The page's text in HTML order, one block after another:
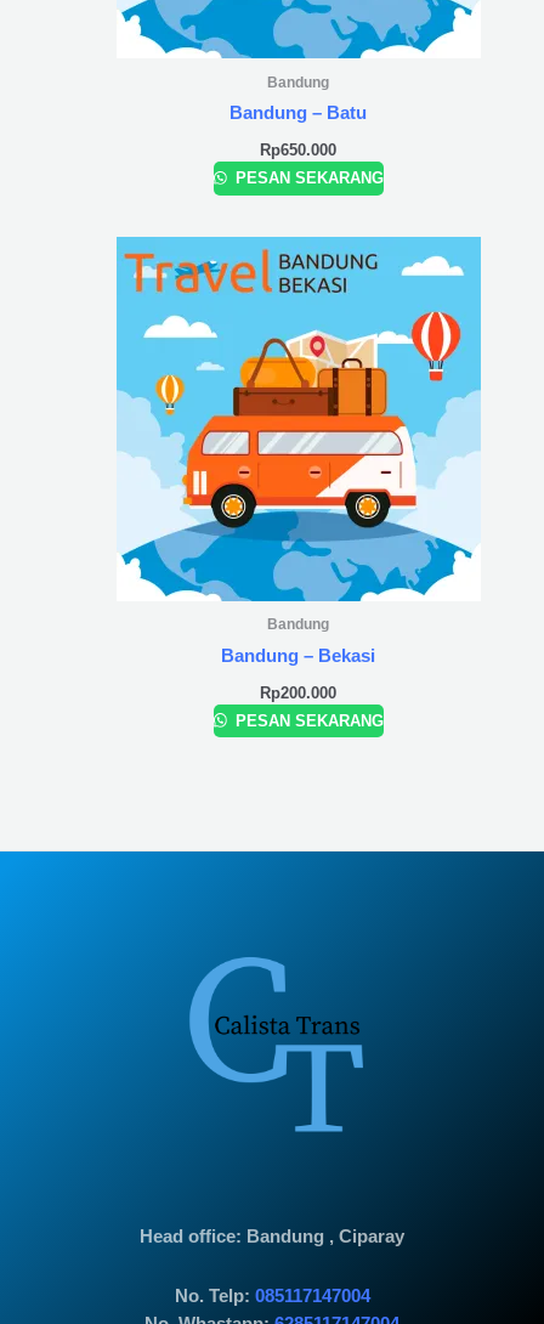
Bandung
Bandung – Batu
Rp650.000
PESAN SEKARANG
Bandung
Bandung – Bekasi
Rp200.000
PESAN SEKARANG
Head office: Bandung , Ciparay
No. Telp: 085117147004